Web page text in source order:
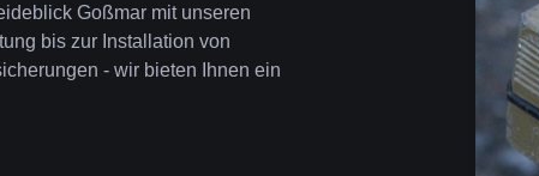
Goßmar mit unseren
bis zur Installation von
- wir bieten Ihnen ein